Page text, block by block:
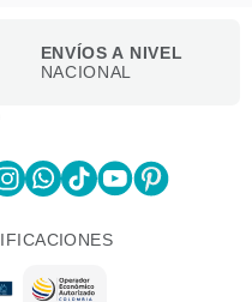
ENVÍOS A NIVEL
NACIONAL